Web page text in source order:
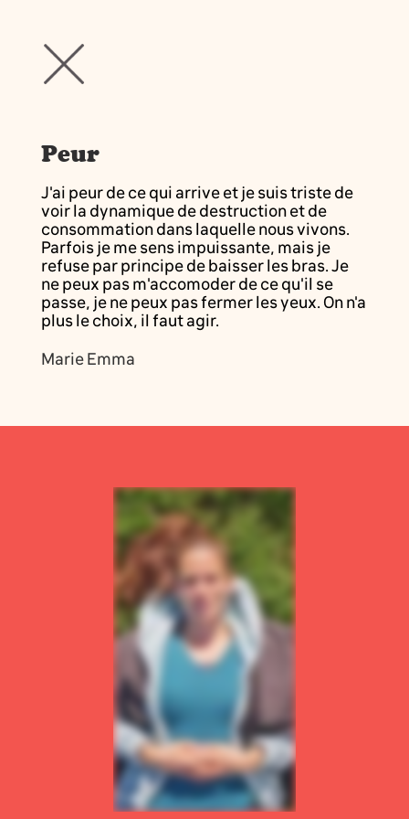
Peur
J'ai peur de ce qui arrive et je suis triste de
voir la dynamique de destruction et de
consommation dans laquelle nous vivons.
Parfois je me sens impuissante, mais je
refuse par principe de baisser les bras. Je
ne peux pas m'accomoder de ce qu'il se
passe, je ne peux pas fermer les yeux. On n'a
plus le choix, il faut agir.
Marie Emma